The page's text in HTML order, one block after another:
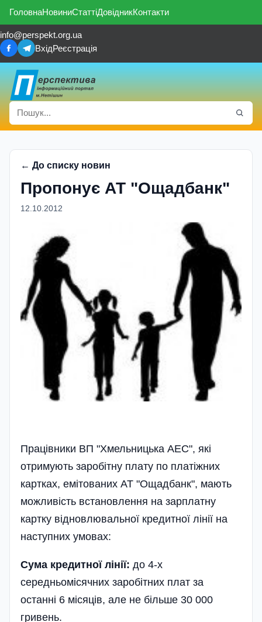
ГоловнаНовиниСтаттіДовідникКонтакти
info@perspekt.org.ua
ВхідРеєстрація
← До списку новин
Пропонує АТ "Ощадбанк"
12.10.2012
Працівники ВП "Хмельницька АЕС", які
отримують заробітну плату по платіжних
картках, емітованих АТ "Ощадбанк", мають
можливість встановлення на зарплатну
картку відновлювальної кредитної лінії на
наступних умовах:
Сума кредитної лінії: до 4-х
середньомісячних заробітних плат за
останні 6 місяців, але не більше 30 000
гривень.